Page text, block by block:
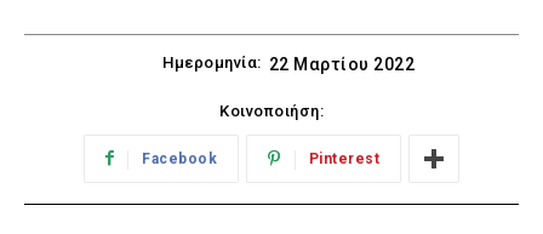
Ημερομηνία: 22 Μαρτίου 2022
Κοινοποιήση:
Facebook Pinterest